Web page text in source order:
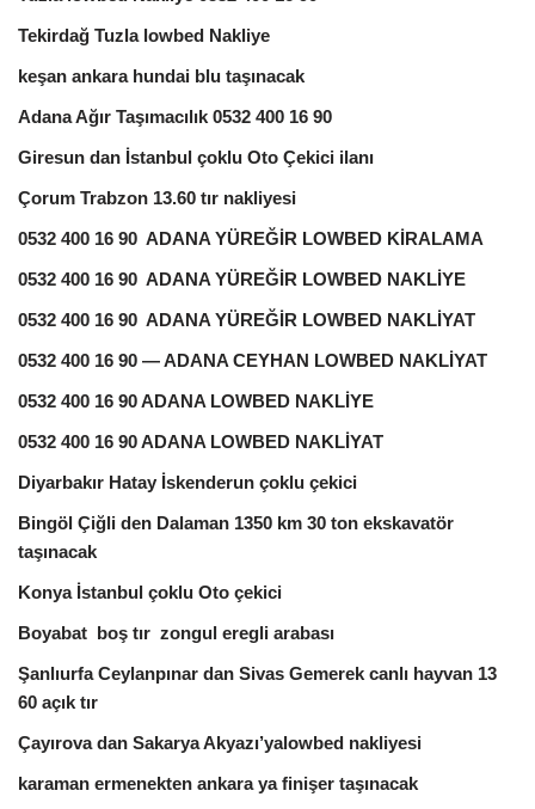
Tekirdağ Tuzla lowbed Nakliye
keşan ankara hundai blu taşınacak
Adana Ağır Taşımacılık 0532 400 16 90
Giresun dan İstanbul çoklu Oto Çekici ilanı
Çorum Trabzon 13.60 tır nakliyesi
0532 400 16 90 ADANA YÜREĞİR LOWBED KİRALAMA
0532 400 16 90 ADANA YÜREĞİR LOWBED NAKLİYE
0532 400 16 90 ADANA YÜREĞİR LOWBED NAKLİYAT
0532 400 16 90 — ADANA CEYHAN LOWBED NAKLİYAT
0532 400 16 90 ADANA LOWBED NAKLİYE
0532 400 16 90 ADANA LOWBED NAKLİYAT
Diyarbakır Hatay İskenderun çoklu çekici
Bingöl Çiğli den Dalaman 1350 km 30 ton ekskavatör
taşınacak
Konya İstanbul çoklu Oto çekici
Boyabat boş tır zongul eregli arabası
Şanlıurfa Ceylanpınar dan Sivas Gemerek canlı hayvan 13
60 açık tır
Çayırova dan Sakarya Akyazı’yalowbed nakliyesi
karaman ermenekten ankara ya finişer taşınacak